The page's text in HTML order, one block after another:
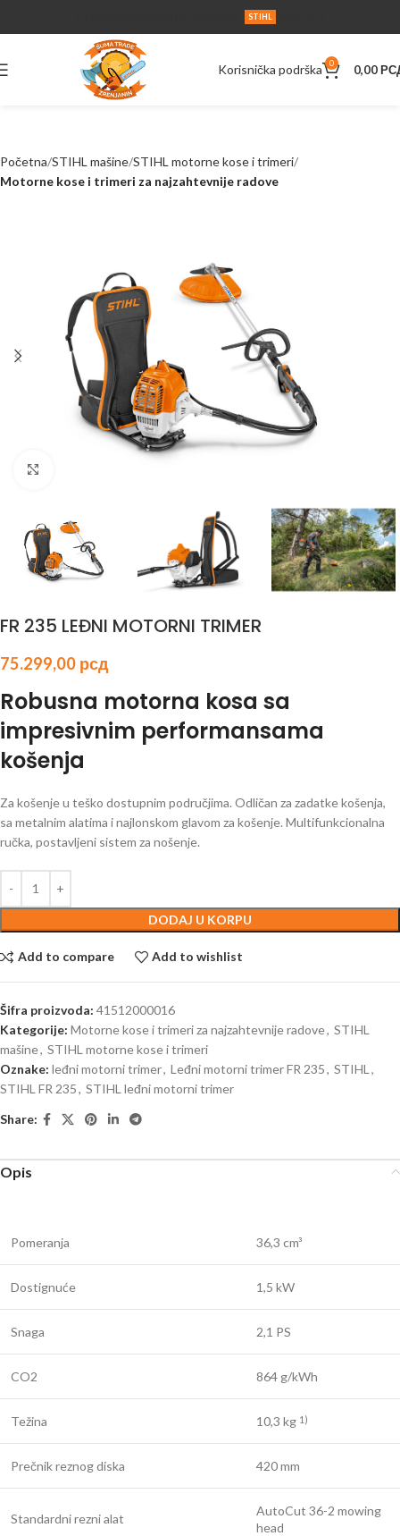
STIHL
Korisnička podrška 0 0,00
Početna STIHL mašine STIHL motorne kose i trimeri
Motorne kose i trimeri za najzahtevnije radove
FR 235 LEĐNI MOTORNI TRIMER
75.299,00 рсд
Robusna motorna kosa sa
impresivnim performansama
košenja
Za košenje u teško dostupnim područjima. Odličan za zadatke košenja,
sa metalnim alatima i najlonskom glavom za košenje. Multifunkcionalna
ručka, postavljeni sistem za nošenje.
DODAJ U KORPU
Add to compare Add to wishlist
Šifra proizvoda: 41512000016
Kategorije: Motorne kose i trimeri za najzahtevnije radove, STIHL
mašine, STIHL motorne kose i trimeri
Oznake: leđni motorni trimer, Leđni motorni trimer FR 235, STIHL ,
STIHL FR 235, STIHL leđni motorni trimer
Share:
Opis
Pomeranja 36,3 cm³
Dostignuće 1,5 kW
Snaga 2,1 PS
CO2 864 g/kWh
Težina 10,3 kg 1)
Prečnik reznog diska 420 mm
Standardni rezni alat
AutoCut 36-2 mowing
head